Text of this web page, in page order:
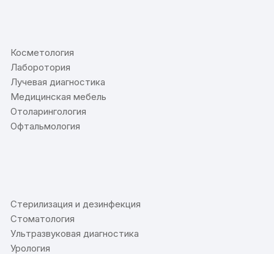
Косметология
Лаборотория
Лучевая диагностика
Медицинская мебель
Отоларингология
Офтальмология
Стерилизация и дезинфекция
Стоматология
Ультразвуковая диагностика
Урология